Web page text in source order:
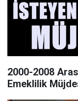
2000-2008
Emeklilik